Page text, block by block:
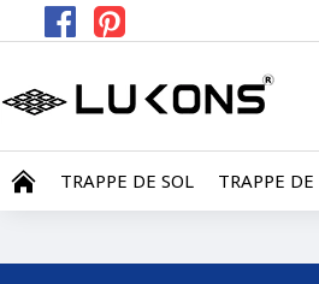
TRAPPE DE SOL TRAPPE